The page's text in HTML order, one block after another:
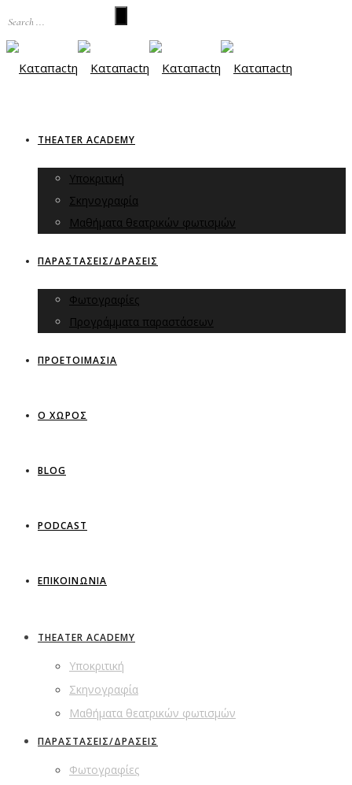
THEATER ACADEMY
Υποκριτική
Σκηνογραφία
Μαθήματα θεατρικών φωτισμών
ΠΑΡΑΣΤΑΣΕΙΣ/ΔΡΑΣΕΙΣ
Φωτογραφίες
Προγράμματα παραστάσεων
ΠΡΟΕΤΟΙΜΑΣΙΑ
Ο ΧΩΡΟΣ
BLOG
PODCAST
ΕΠΙΚΟΙΝΩΝΙΑ
THEATER ACADEMY
Υποκριτική
Σκηνογραφία
Μαθήματα θεατρικών φωτισμών
ΠΑΡΑΣΤΑΣΕΙΣ/ΔΡΑΣΕΙΣ
Φωτογραφίες